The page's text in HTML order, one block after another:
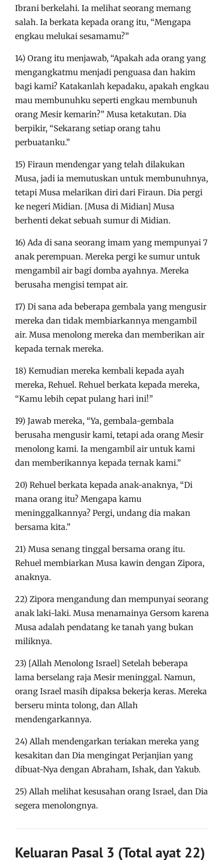
Ibrani berkelahi. Ia melihat seorang memang
salah. Ia berkata kepada orang itu, “Mengapa
engkau melukai sesamamu?”
14) Orang itu menjawab, “Apakah ada orang yang
mengangkatmu menjadi penguasa dan hakim
bagi kami? Katakanlah kepadaku, apakah engkau
mau membunuhku seperti engkau membunuh
orang Mesir kemarin?” Musa ketakutan. Dia
berpikir, “Sekarang setiap orang tahu
perbuatanku.”
15) Firaun mendengar yang telah dilakukan
Musa, jadi ia memutuskan untuk membunuhnya,
tetapi Musa melarikan diri dari Firaun. Dia pergi
ke negeri Midian. [Musa di Midian] Musa
berhenti dekat sebuah sumur di Midian.
16) Ada di sana seorang imam yang mempunyai 7
anak perempuan. Mereka pergi ke sumur untuk
mengambil air bagi domba ayahnya. Mereka
berusaha mengisi tempat air.
17) Di sana ada beberapa gembala yang mengusir
mereka dan tidak membiarkannya mengambil
air. Musa menolong mereka dan memberikan air
kepada ternak mereka.
18) Kemudian mereka kembali kepada ayah
mereka, Rehuel. Rehuel berkata kepada mereka,
“Kamu lebih cepat pulang hari ini!”
19) Jawab mereka, “Ya, gembala-gembala
berusaha mengusir kami, tetapi ada orang Mesir
menolong kami. Ia mengambil air untuk kami
dan memberikannya kepada ternak kami.”
20) Rehuel berkata kepada anak-anaknya, “Di
mana orang itu? Mengapa kamu
meninggalkannya? Pergi, undang dia makan
bersama kita.”
21) Musa senang tinggal bersama orang itu.
Rehuel membiarkan Musa kawin dengan Zipora,
anaknya.
22) Zipora mengandung dan mempunyai seorang
anak laki-laki. Musa menamainya Gersom karena
Musa adalah pendatang ke tanah yang bukan
miliknya.
23) [Allah Menolong Israel] Setelah beberapa
lama berselang raja Mesir meninggal. Namun,
orang Israel masih dipaksa bekerja keras. Mereka
berseru minta tolong, dan Allah
mendengarkannya.
24) Allah mendengarkan teriakan mereka yang
kesakitan dan Dia mengingat Perjanjian yang
dibuat-Nya dengan Abraham, Ishak, dan Yakub.
25) Allah melihat kesusahan orang Israel, dan Dia
segera menolongnya.
Keluaran Pasal 3 (Total ayat 22)